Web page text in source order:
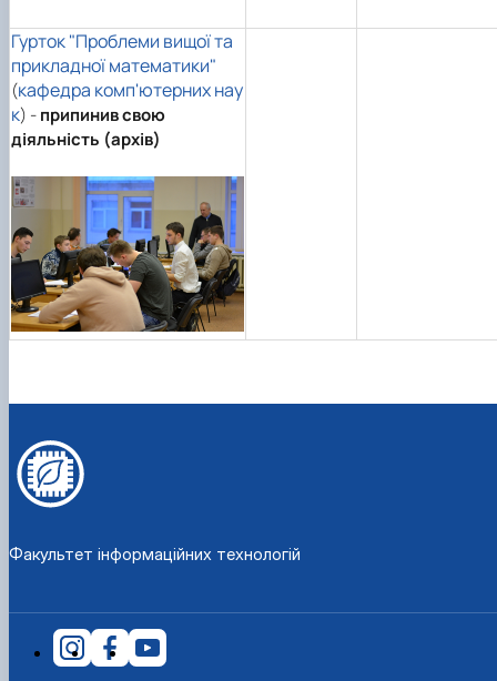
Гурток "Проблеми вищої та
прикладної математики"
(кафедра комп'ютерних нау
к) -припинив свою
діяльність (архів)
Факультет інформаційних технологій